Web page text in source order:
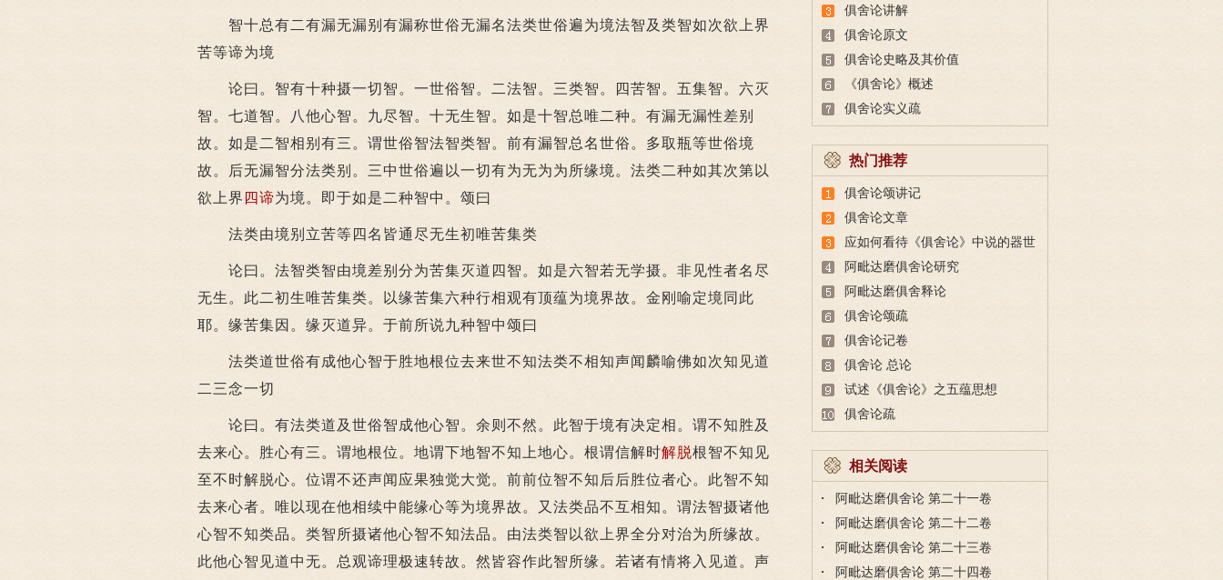
智十总有二有漏无漏别有漏称世俗无漏名法类世俗遍为境法智及类智如次欲上界
苦等谛为境
论曰。智有十种摄一切智。一世俗智。二法智。三类智。四苦智。五集智。六灭
智。七道智。八他心智。九尽智。十无生智。如是十智总唯二种。有漏无漏性差别
故。如是二智相别有三。谓世俗智法智类智。前有漏智总名世俗。多取瓶等世俗境
故。后无漏智分法类别。三中世俗遍以一切有为无为为所缘境。法类二种如其次第以
欲上界 四谛为境。即于如是二种智中。颂曰
法类由境别立苦等四名皆通尽无生初唯苦集类
论曰。法智类智由境差别分为苦集灭道四智。如是六智若无学摄。非见性者名尽
无生。此二初生唯苦集类。以缘苦集六种行相观有顶蕴为境界故。金刚喻定境同此
耶。缘苦集因。缘灭道异。于前所说九种智中颂曰
法类道世俗有成他心智于胜地根位去来世不知法类不相知声闻麟喻佛如次知见道
二三念一切
论曰。有法类道及世俗智成他心智。余则不然。此智于境有决定相。谓不知胜及
去来心。胜心有三。谓地根位。地谓下地智不知上地心。根谓信解时解脱根智不知见
至不时解脱心。位谓不还声闻应果独觉大觉。前前位智不知后后胜位者心。此智不知
去来心者。唯以现在他相续中能缘心等为境界故。又法类品不互相知。谓法智摄诸他
心智不知类品。类智所摄诸他心智不知法品。由法类智以欲上界全分对治为所缘故。
此他心智见道中无。总观谛理极速转故。然皆容作此智所缘。若诸有情将入见道。声
俱舍论讲解
俱舍论原文
俱舍论史略及其价值
《俱舍论》概述
俱舍论实义疏
热门推荐
俱舍论颂讲记
俱舍论文章
应如何看待《俱舍论》中说的器世
界状态与现代科学证实的器世界
阿毗达磨俱舍论研究
阿毗达磨俱舍释论
俱舍论颂疏
俱舍论记卷
俱舍论 总论
试述《俱舍论》之五蕴思想
俱舍论疏
相关阅读
阿毗达磨俱舍论 第二十一卷
阿毗达磨俱舍论 第二十二卷
阿毗达磨俱舍论 第二十三卷
阿毗达磨俱舍论 第二十四卷